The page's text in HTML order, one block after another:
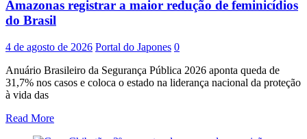
Amazonas registrar a maior redução de feminicídios
do Brasil
4 de agosto de 2026 Portal do Japones 0
Anuário Brasileiro da Segurança Pública 2026 aponta queda de
31,7% nos casos e coloca o estado na liderança nacional da proteção
à vida das
Read More